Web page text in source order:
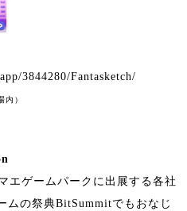
3844280/Fantasketch/
内）
エゲームパークに出展する各社
ムの祭典BitSummitでもおなじ